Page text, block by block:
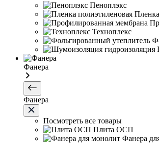
Пеноплэкс
Техноплекс
Фанера
Фанера
Посмотреть все товары
Плита ОСП
Фанера